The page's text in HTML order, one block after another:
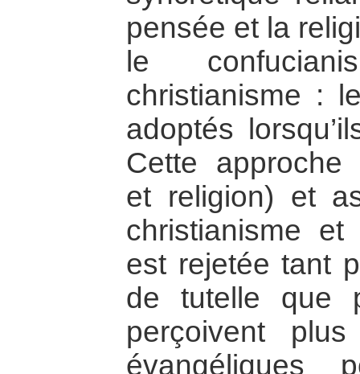
pensée et la
le
christianisme :
adoptés
Cette approche
et religion) et
christianisme et
est rejetée tant
de tutelle que
perçoivent
évangéliques